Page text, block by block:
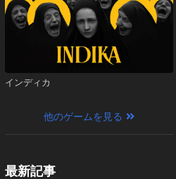
インディカ
他のゲームを見る
最新記事